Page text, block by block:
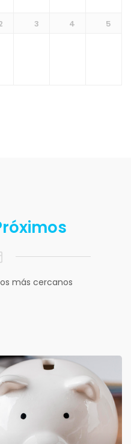
3 4 5
más cercanos